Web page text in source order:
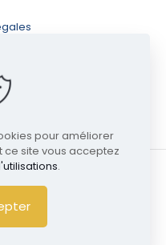
pour améliorer
ce site vous acceptez
.